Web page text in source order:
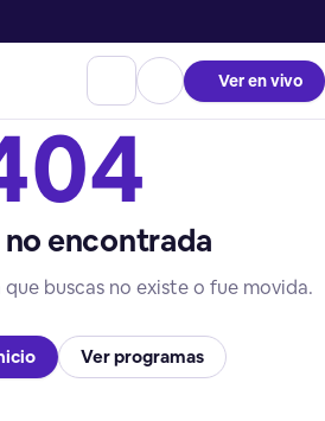
Ver en vivo
no encontrada
buscas no existe o fue movida.
Ver programas